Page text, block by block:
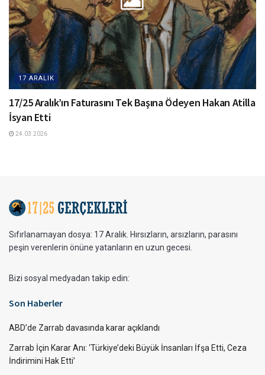
17 ARALIK
17/25 Aralık’ın Faturasını Tek Başına Ödeyen Hakan Atilla
İsyan Etti
24.03.2026
Sıfırlanamayan dosya: 17 Aralık. Hırsızların, arsızların, parasını
peşin verenlerin önüne yatanların en uzun gecesi.
Bizi sosyal medyadan takip edin:
Son Haberler
ABD’de Zarrab davasında karar açıklandı
Zarrab İçin Karar Anı: ‘Türkiye’deki Büyük İnsanları İfşa Etti, Ceza
İndirimini Hak Etti’